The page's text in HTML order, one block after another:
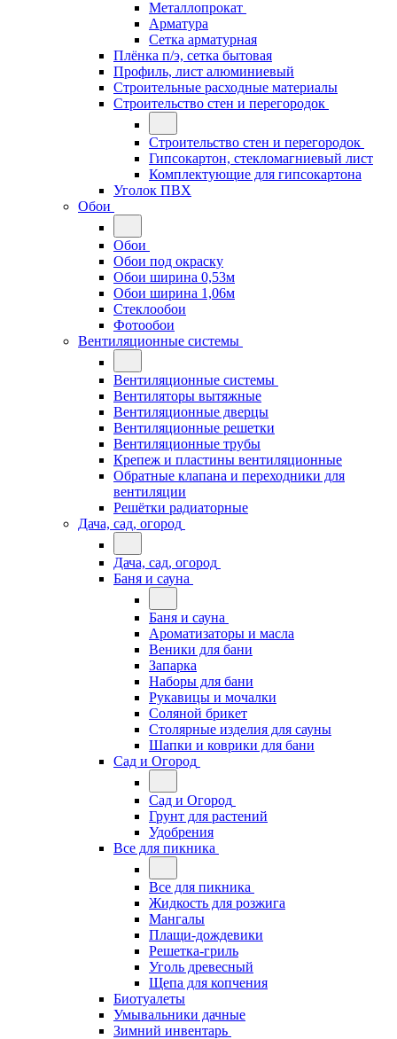
Металлопрокат
Арматура
Сетка арматурная
Плёнка п/э, сетка бытовая
Профиль, лист алюминиевый
Строительные расходные материалы
Строительство стен и перегородок
Строительство стен и перегородок
Гипсокартон, стекломагниевый лист
Комплектующие для гипсокартона
Уголок ПВХ
Обои
Обои
Обои под окраску
Обои ширина 0,53м
Обои ширина 1,06м
Стеклообои
Фотообои
Вентиляционные системы
Вентиляционные системы
Вентиляторы вытяжные
Вентиляционные дверцы
Вентиляционные решетки
Вентиляционные трубы
Крепеж и пластины вентиляционные
Обратные клапана и переходники для
вентиляции
Решётки радиаторные
Дача, сад, огород
Дача, сад, огород
Баня и сауна
Баня и сауна
Ароматизаторы и масла
Веники для бани
Запарка
Наборы для бани
Рукавицы и мочалки
Соляной брикет
Столярные изделия для сауны
Шапки и коврики для бани
Сад и Огород
Сад и Огород
Грунт для растений
Удобрения
Все для пикника
Все для пикника
Жидкость для розжига
Мангалы
Плащи-дождевики
Решетка-гриль
Уголь древесный
Щепа для копчения
Биотуалеты
Умывальники дачные
Зимний инвентарь